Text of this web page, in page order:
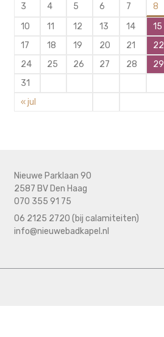
3
4 5 6 7 8
10
11 12 13 14 15
17
18 19 20 21 22
24
25 26 27 28 29
31
« jul
Nieuwe Parklaan 90
2587 BV Den Haag
070 355 91 75
06 2125 2720 (bij calamiteiten)
info@nieuwebadkapel.nl